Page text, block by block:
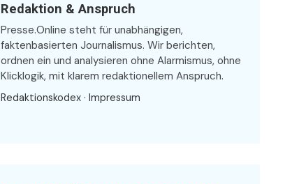
Redaktion & Anspruch
Presse.Online steht für unabhängigen,
faktenbasierten Journalismus. Wir berichten,
ordnen ein und analysieren ohne Alarmismus, ohne
Klicklogik, mit klarem redaktionellem Anspruch.
Redaktionskodex · Impressum